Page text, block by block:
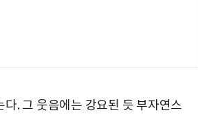
. 그 웃음에는 강요된 듯 부자연스